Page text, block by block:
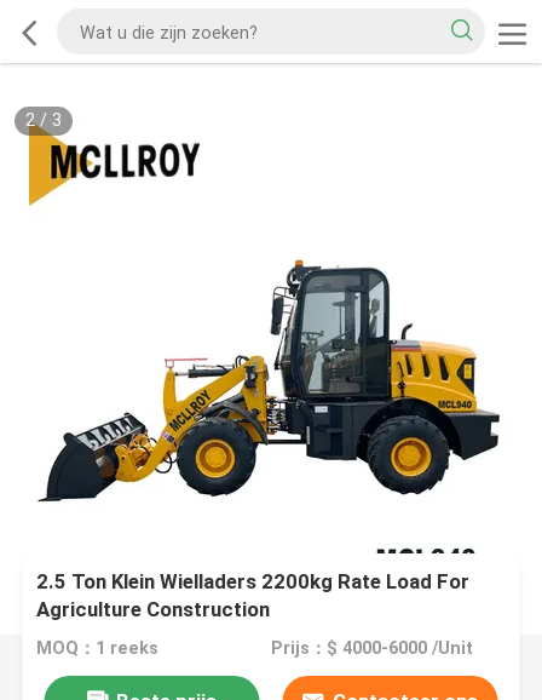
2/ 3
2.5 Ton Klein Wielladers 2200kg Rate Load For
Agriculture Construction
MOQ：1 reeks Prijs：$ 4000-6000 /Unit